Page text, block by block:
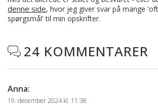
denne side, hvor jeg giver svar på mange
spørgsmål' til min opskrifter.
 24 KOMMENTARER
Anna:
19. december 2024 kl. 11:38